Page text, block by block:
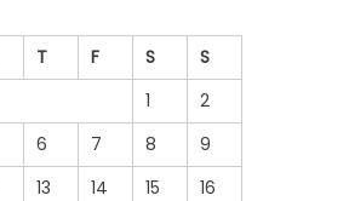
T F S
S
1
2
6 7 8
9
13 14 15
16